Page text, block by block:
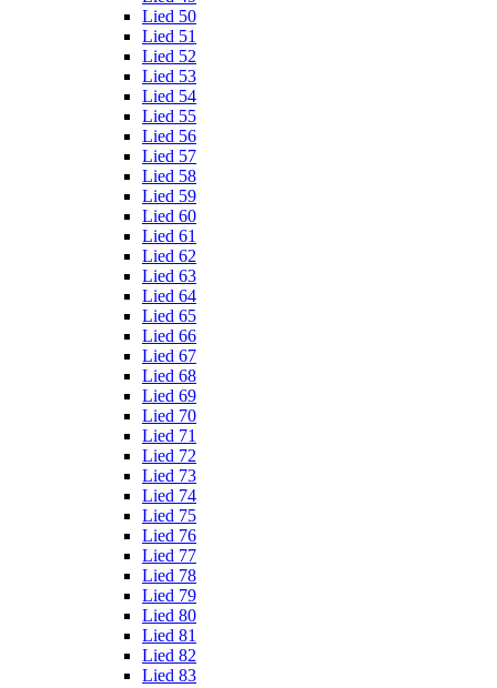
Lied 50
Lied 51
Lied 52
Lied 53
Lied 54
Lied 55
Lied 56
Lied 57
Lied 58
Lied 59
Lied 60
Lied 61
Lied 62
Lied 63
Lied 64
Lied 65
Lied 66
Lied 67
Lied 68
Lied 69
Lied 70
Lied 71
Lied 72
Lied 73
Lied 74
Lied 75
Lied 76
Lied 77
Lied 78
Lied 79
Lied 80
Lied 81
Lied 82
Lied 83